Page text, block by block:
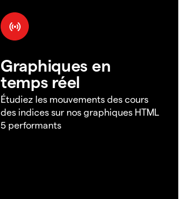
Graphiques en
temps réel
Étudiez les mouvements des cours
des indices sur nos graphiques HTML
5 performants